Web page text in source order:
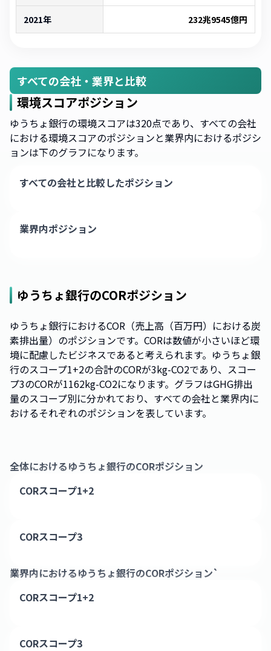
2021年 232兆9545億円
すべての会社・業界と比較
環境スコアポジション
ゆうちょ銀行の環境スコアは320点であり、すべての会社
における環境スコアのポジションと業界内におけるポジシ
ョンは下のグラフになります。
すべての会社と比較したポジション
業界内ポジション
ゆうちょ銀行のCORポジション
ゆうちょ銀行におけるCOR（売上高（百万円）における炭
素排出量）のポジションです。CORは数値が小さいほど環
境に配慮したビジネスであると考えられます。ゆうちょ銀
行のスコープ1+2の合計のCORが3kg-CO2であり、スコー
プ3のCORが1162kg-CO2になります。グラフはGHG排出
量のスコープ別に分かれており、すべての会社と業界内に
おけるそれぞれのポジションを表しています。
全体におけるゆうちょ銀行のCORポジション
CORスコープ1+2
CORスコープ3
業界内におけるゆうちょ銀行のCORポジション`
CORスコープ1+2
CORスコープ3